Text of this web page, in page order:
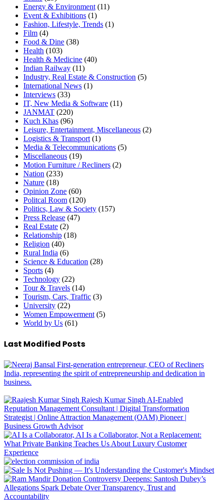
Energy & Environment (11)
Event & Exhibitions (1)
Fashion, Lifestyle, Trends (1)
Film (4)
Food & Dine (38)
Health (103)
Health & Medicine (40)
Indian Railway (11)
Industry, Real Estate & Construction (5)
International News (1)
Interviews (33)
IT, New Media & Software (11)
JANMAT (220)
Kuch Khas (96)
Leisure, Entertainment, Miscellaneous (2)
Logistics & Transport (1)
Media & Telecommunications (5)
Miscellaneous (19)
Motion Furniture / Recliners (2)
Nation (233)
Nature (18)
Opinion Zone (60)
Politcal Room (120)
Politics, Law & Society (157)
Press Release (47)
Real Estate (2)
Relationship (18)
Religion (40)
Rural India (6)
Science & Education (28)
Sports (4)
Technology (22)
Tour & Travels (14)
Tourism, Cars, Traffic (3)
University (22)
Women Empowerment (5)
World by Us (61)
Last Modified Posts